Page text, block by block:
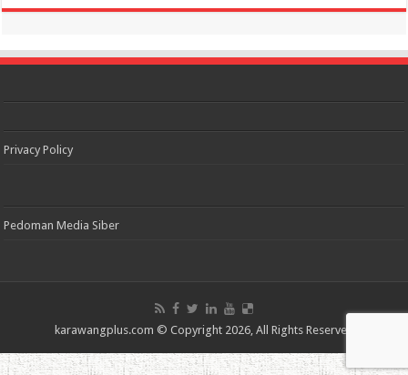
Privacy Policy
Pedoman Media Siber
karawangplus.com © Copyright 2026, All Rights Reserved